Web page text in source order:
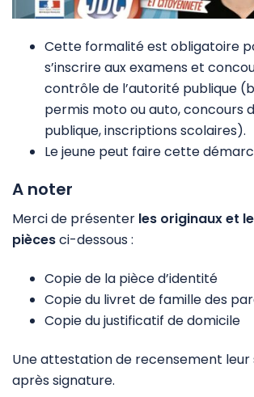
Cette formalité est obligatoire
s’inscrire aux examens et
contrôle de l’autorité publique
permis moto ou auto, concours
publique, inscriptions scolaires).
Le jeune peut faire cette
A noter
Merci de présenter les originaux et
piècesci-dessous:
Copie de la pièce d’identité
Copie du livret de famille des
Copie du justificatif de domicile
Une attestation de recensement leur
après signature.